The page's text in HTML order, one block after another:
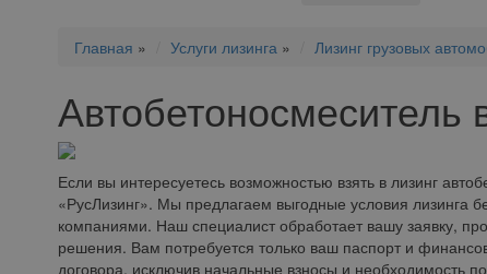
Главная » Услуги лизинга» Лизинг грузовых
Автобетоносмеситель
Если вы интересуетесь возможностью взять в лизинг
«РусЛизинг». Мы предлагаем выгодные условия лизинга
компаниями. Наш специалист обработает вашу заявку,
решения. Вам потребуется только ваш паспорт и
договора, исключив начальные взносы и необходимость